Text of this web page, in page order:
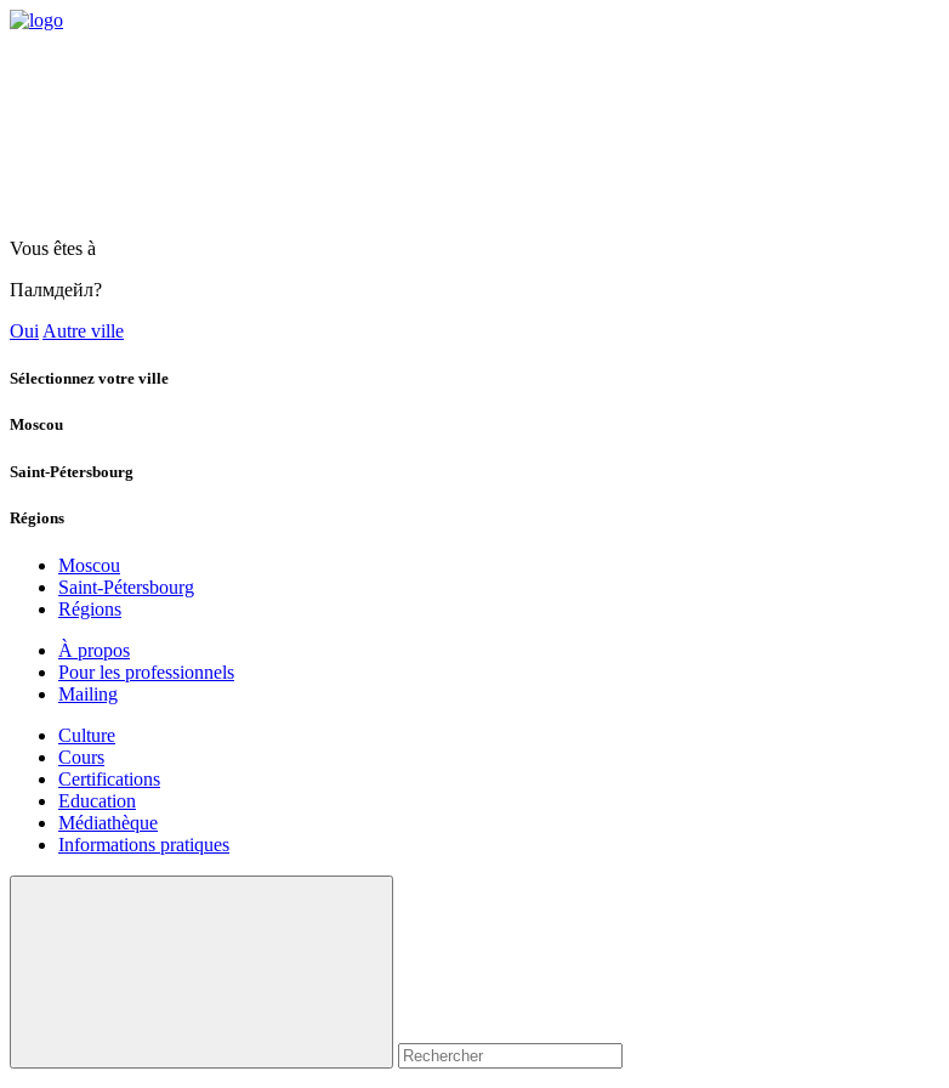
Vous êtes à
Палмдейл?
Oui Autre ville
Sélectionnez votre ville
Moscou
Saint-Pétersbourg
Régions
Moscou
Saint-Pétersbourg
Régions
À propos
Pour les professionnels
Mailing
Culture
Cours
Certifications
Education
Médiathèque
Informations pratiques